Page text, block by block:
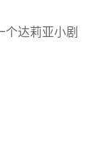
达莉亚小剧